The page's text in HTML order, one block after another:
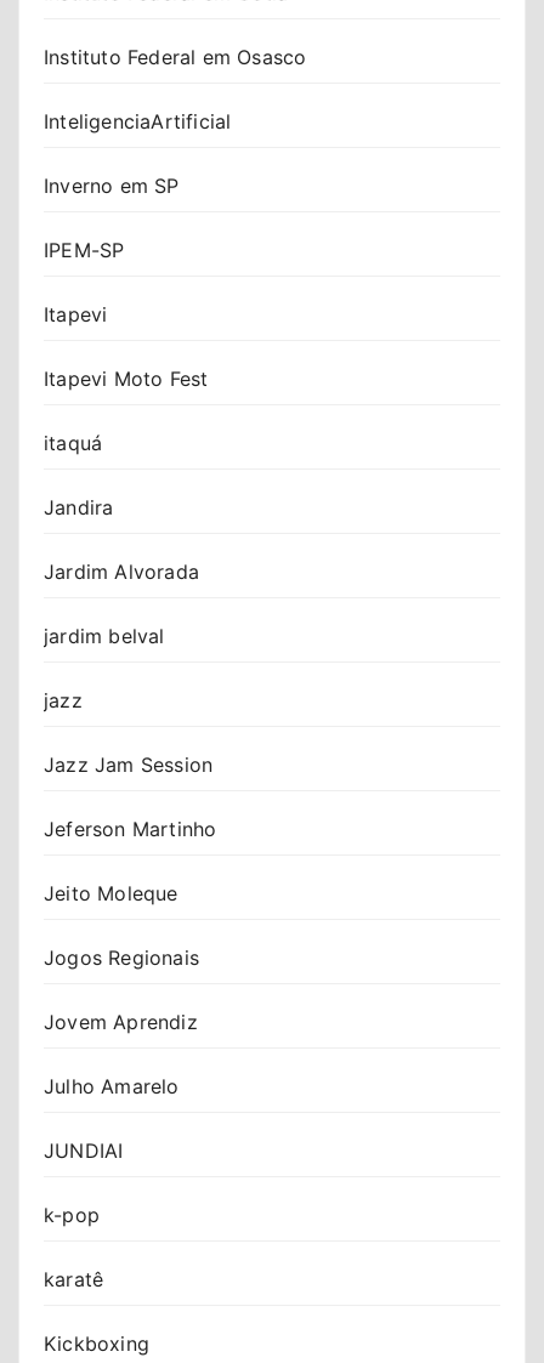
Instituto Federal em Osasco
InteligenciaArtificial
Inverno em SP
IPEM-SP
Itapevi
Itapevi Moto Fest
itaquá
Jandira
Jardim Alvorada
jardim belval
jazz
Jazz Jam Session
Jeferson Martinho
Jeito Moleque
Jogos Regionais
Jovem Aprendiz
Julho Amarelo
JUNDIAI
k-pop
karatê
Kickboxing